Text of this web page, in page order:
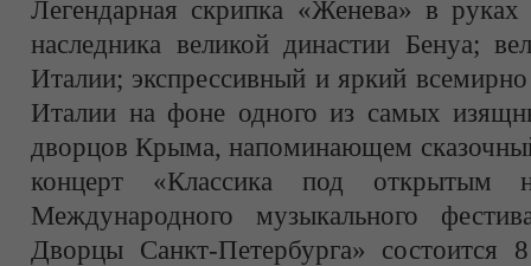
Легендарная скрипка «Женева» в руках
наследника великой династии Бенуа;
Италии; экспрессивный и яркий
Италии на фоне одного из самых
дворцов Крыма, напоминающем
концерт «Классика под
Международного музыкального
Дворцы Санкт-Петербурга» состоится